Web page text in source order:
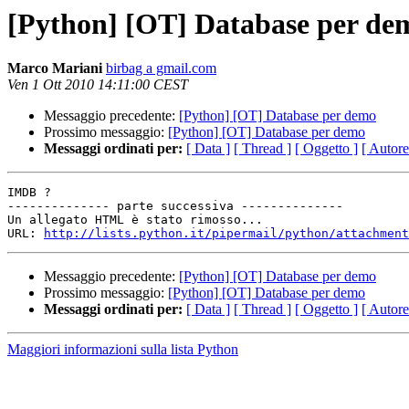
[Python] [OT] Database per
Marco Mariani birbag a gmail.com
Ven 1 Ott 2010 14:11:00 CEST
Messaggio precedente: [Python] [OT] Database per demo
Prossimo messaggio: [Python] [OT] Database per demo
Messaggi ordinati per: [ Data ] [ Thread ] [ Oggetto ] [
IMDB ?
-------------- parte successiva --------------
Un allegato HTML è stato rimosso...
URL:
http://lists.python.it/pipermail/python/attachments/
Messaggio precedente: [Python] [OT] Database per demo
Prossimo messaggio: [Python] [OT] Database per demo
Messaggi ordinati per: [ Data ] [ Thread ] [ Oggetto ] [
Maggiori informazioni sulla lista Python